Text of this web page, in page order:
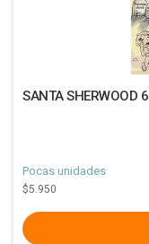
SANTA SHERWOOD 6
Pocas unidades
$5.950